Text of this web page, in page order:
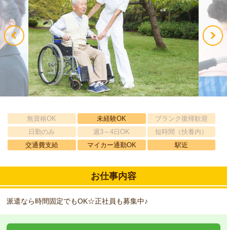
無資格OK 未経験OK
ブランク復帰歓迎
日勤のみ
週3～4日OK
短時間（扶養内）
交通費支給
マイカー通勤OK 駅近
お仕事内容
派遣なら時間固定でもOK☆正社員も募集中♪